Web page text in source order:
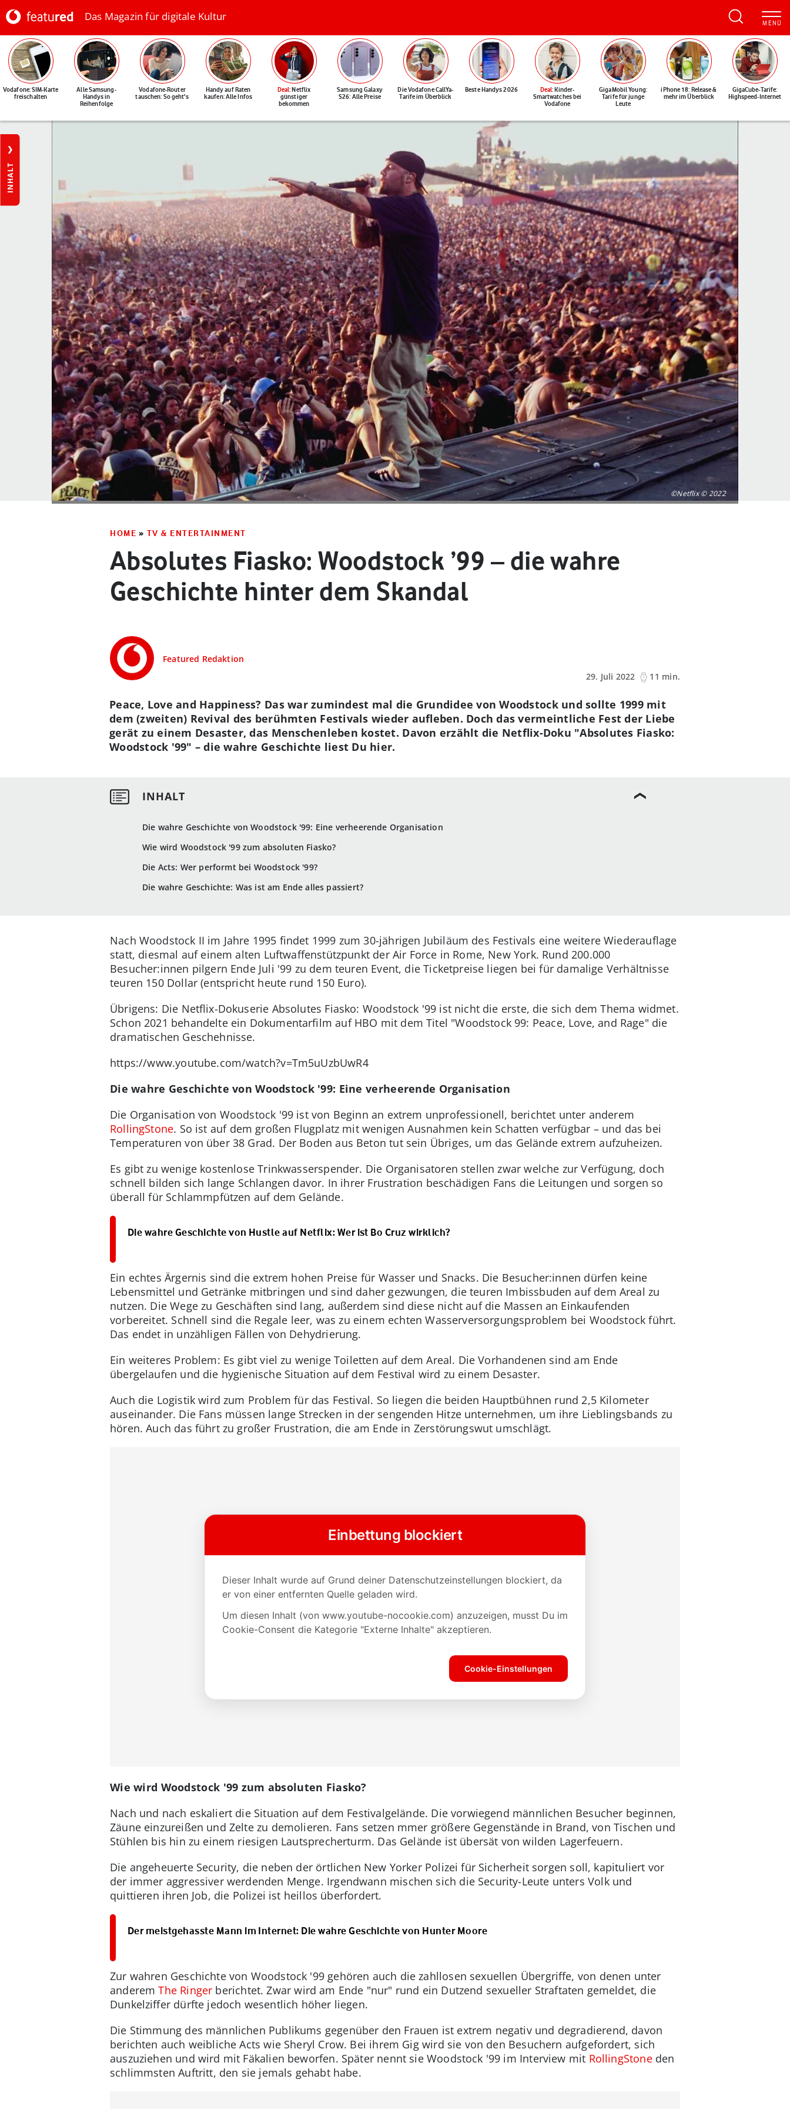
Das Magazin für digitale Kultur
Vodafone: SIM-Karte
freischalten
Alle Samsung-
Handys in
Reihenfolge
Vodafone-Router
tauschen: So geht's
Handy auf Raten
kaufen: Alle Infos
Deal: Netflix
günstiger
bekommen
Samsung Galaxy
S26: Alle Preise
Die Vodafone CallYa-
Tarife im Überblick
Beste Handys 2026 Deal: Kinder-
Smartwatches bei
Vodafone
GigaMobil Young:
Tarife für junge
Leute
iPhone 18: Release &
mehr im Überblick
GigaCube-Tarife:
Highspeed-Internet
INHALT
©Netflix © 2022
HOME » TV & ENTERTAINMENT
Absolutes Fiasko: Woodstock ’99 – die wahre
Geschichte hinter dem Skandal
Featured Redaktion
29. Juli 2022
11 min.
Die wahre Geschichte von Woodstock '99: Eine verheerende Organisation
Wie wird Woodstock '99 zum absoluten Fiasko?
Die Acts: Wer performt bei Woodstock '99?
Die wahre Geschichte: Was ist am Ende alles passiert?
Peace, Love and Happiness? Das war zumindest mal die Grundidee von Woodstock und sollte 1999 mit
dem (zweiten) Revival des berühmten Festivals wieder aufleben. Doch das vermeintliche Fest der Liebe
gerät zu einem Desaster, das Menschenleben kostet. Davon erzählt die Netflix-Doku "Absolutes Fiasko:
Woodstock '99" – die wahre Geschichte liest Du hier.
Nach Woodstock II im Jahre 1995 findet 1999 zum 30-jährigen Jubiläum des Festivals eine weitere Wiederauflage
statt, diesmal auf einem alten Luftwaffenstützpunkt der Air Force in Rome, New York. Rund 200.000
Besucher:innen pilgern Ende Juli '99 zu dem teuren Event, die Ticketpreise liegen bei für damalige Verhältnisse
teuren 150 Dollar (entspricht heute rund 150 Euro).
Übrigens: Die Netflix-Dokuserie Absolutes Fiasko: Woodstock '99 ist nicht die erste, die sich dem Thema widmet.
Schon 2021 behandelte ein Dokumentarfilm auf HBO mit dem Titel "Woodstock 99: Peace, Love, and Rage" die
dramatischen Geschehnisse.
https://www.youtube.com/watch?v=Tm5uUzbUwR4
Die wahre Geschichte von Woodstock '99: Eine verheerende Organisation
Die Organisation von Woodstock '99 ist von Beginn an extrem unprofessionell, berichtet unter anderem
RollingStone. So ist auf dem großen Flugplatz mit wenigen Ausnahmen kein Schatten verfügbar – und das bei
Temperaturen von über 38 Grad. Der Boden aus Beton tut sein Übriges, um das Gelände extrem aufzuheizen.
Es gibt zu wenige kostenlose Trinkwasserspender. Die Organisatoren stellen zwar welche zur Verfügung, doch
schnell bilden sich lange Schlangen davor. In ihrer Frustration beschädigen Fans die Leitungen und sorgen so
überall für Schlammpfützen auf dem Gelände.
Die wahre Geschichte von Hustle auf Netflix: Wer ist Bo Cruz wirklich?
Ein echtes Ärgernis sind die extrem hohen Preise für Wasser und Snacks. Die Besucher:innen dürfen keine
Lebensmittel und Getränke mitbringen und sind daher gezwungen, die teuren Imbissbuden auf dem Areal zu
nutzen. Die Wege zu Geschäften sind lang, außerdem sind diese nicht auf die Massen an Einkaufenden
vorbereitet. Schnell sind die Regale leer, was zu einem echten Wasserversorgungsproblem bei Woodstock führt.
Das endet in unzähligen Fällen von Dehydrierung.
Ein weiteres Problem: Es gibt viel zu wenige Toiletten auf dem Areal. Die Vorhandenen sind am Ende
übergelaufen und die hygienische Situation auf dem Festival wird zu einem Desaster.
Auch die Logistik wird zum Problem für das Festival. So liegen die beiden Hauptbühnen rund 2,5 Kilometer
auseinander. Die Fans müssen lange Strecken in der sengenden Hitze unternehmen, um ihre Lieblingsbands zu
hören. Auch das führt zu großer Frustration, die am Ende in Zerstörungswut umschlägt.
Wie wird Woodstock '99 zum absoluten Fiasko?
Nach und nach eskaliert die Situation auf dem Festivalgelände. Die vorwiegend männlichen Besucher beginnen,
Zäune einzureißen und Zelte zu demolieren. Fans setzen mmer größere Gegenstände in Brand, von Tischen und
Stühlen bis hin zu einem riesigen Lautsprecherturm. Das Gelände ist übersät von wilden Lagerfeuern.
Die angeheuerte Security, die neben der örtlichen New Yorker Polizei für Sicherheit sorgen soll, kapituliert vor
der immer aggressiver werdenden Menge. Irgendwann mischen sich die Security-Leute unters Volk und
quittieren ihren Job, die Polizei ist heillos überfordert.
Der meistgehasste Mann im Internet: Die wahre Geschichte von Hunter Moore
Zur wahren Geschichte von Woodstock '99 gehören auch die zahllosen sexuellen Übergriffe, von denen unter
anderemThe Ringer berichtet. Zwar wird am Ende "nur" rund ein Dutzend sexueller Straftaten gemeldet, die
Dunkelziffer dürfte jedoch wesentlich höher liegen.
Die Stimmung des männlichen Publikums gegenüber den Frauen ist extrem negativ und degradierend, davon
berichten auch weibliche Acts wie Sheryl Crow. Bei ihrem Gig wird sie von den Besuchern aufgefordert, sich
auszuziehen und wird mit Fäkalien beworfen. Später nennt sie Woodstock '99 im Interview mit RollingStoneden
schlimmsten Auftritt, den sie jemals gehabt habe.